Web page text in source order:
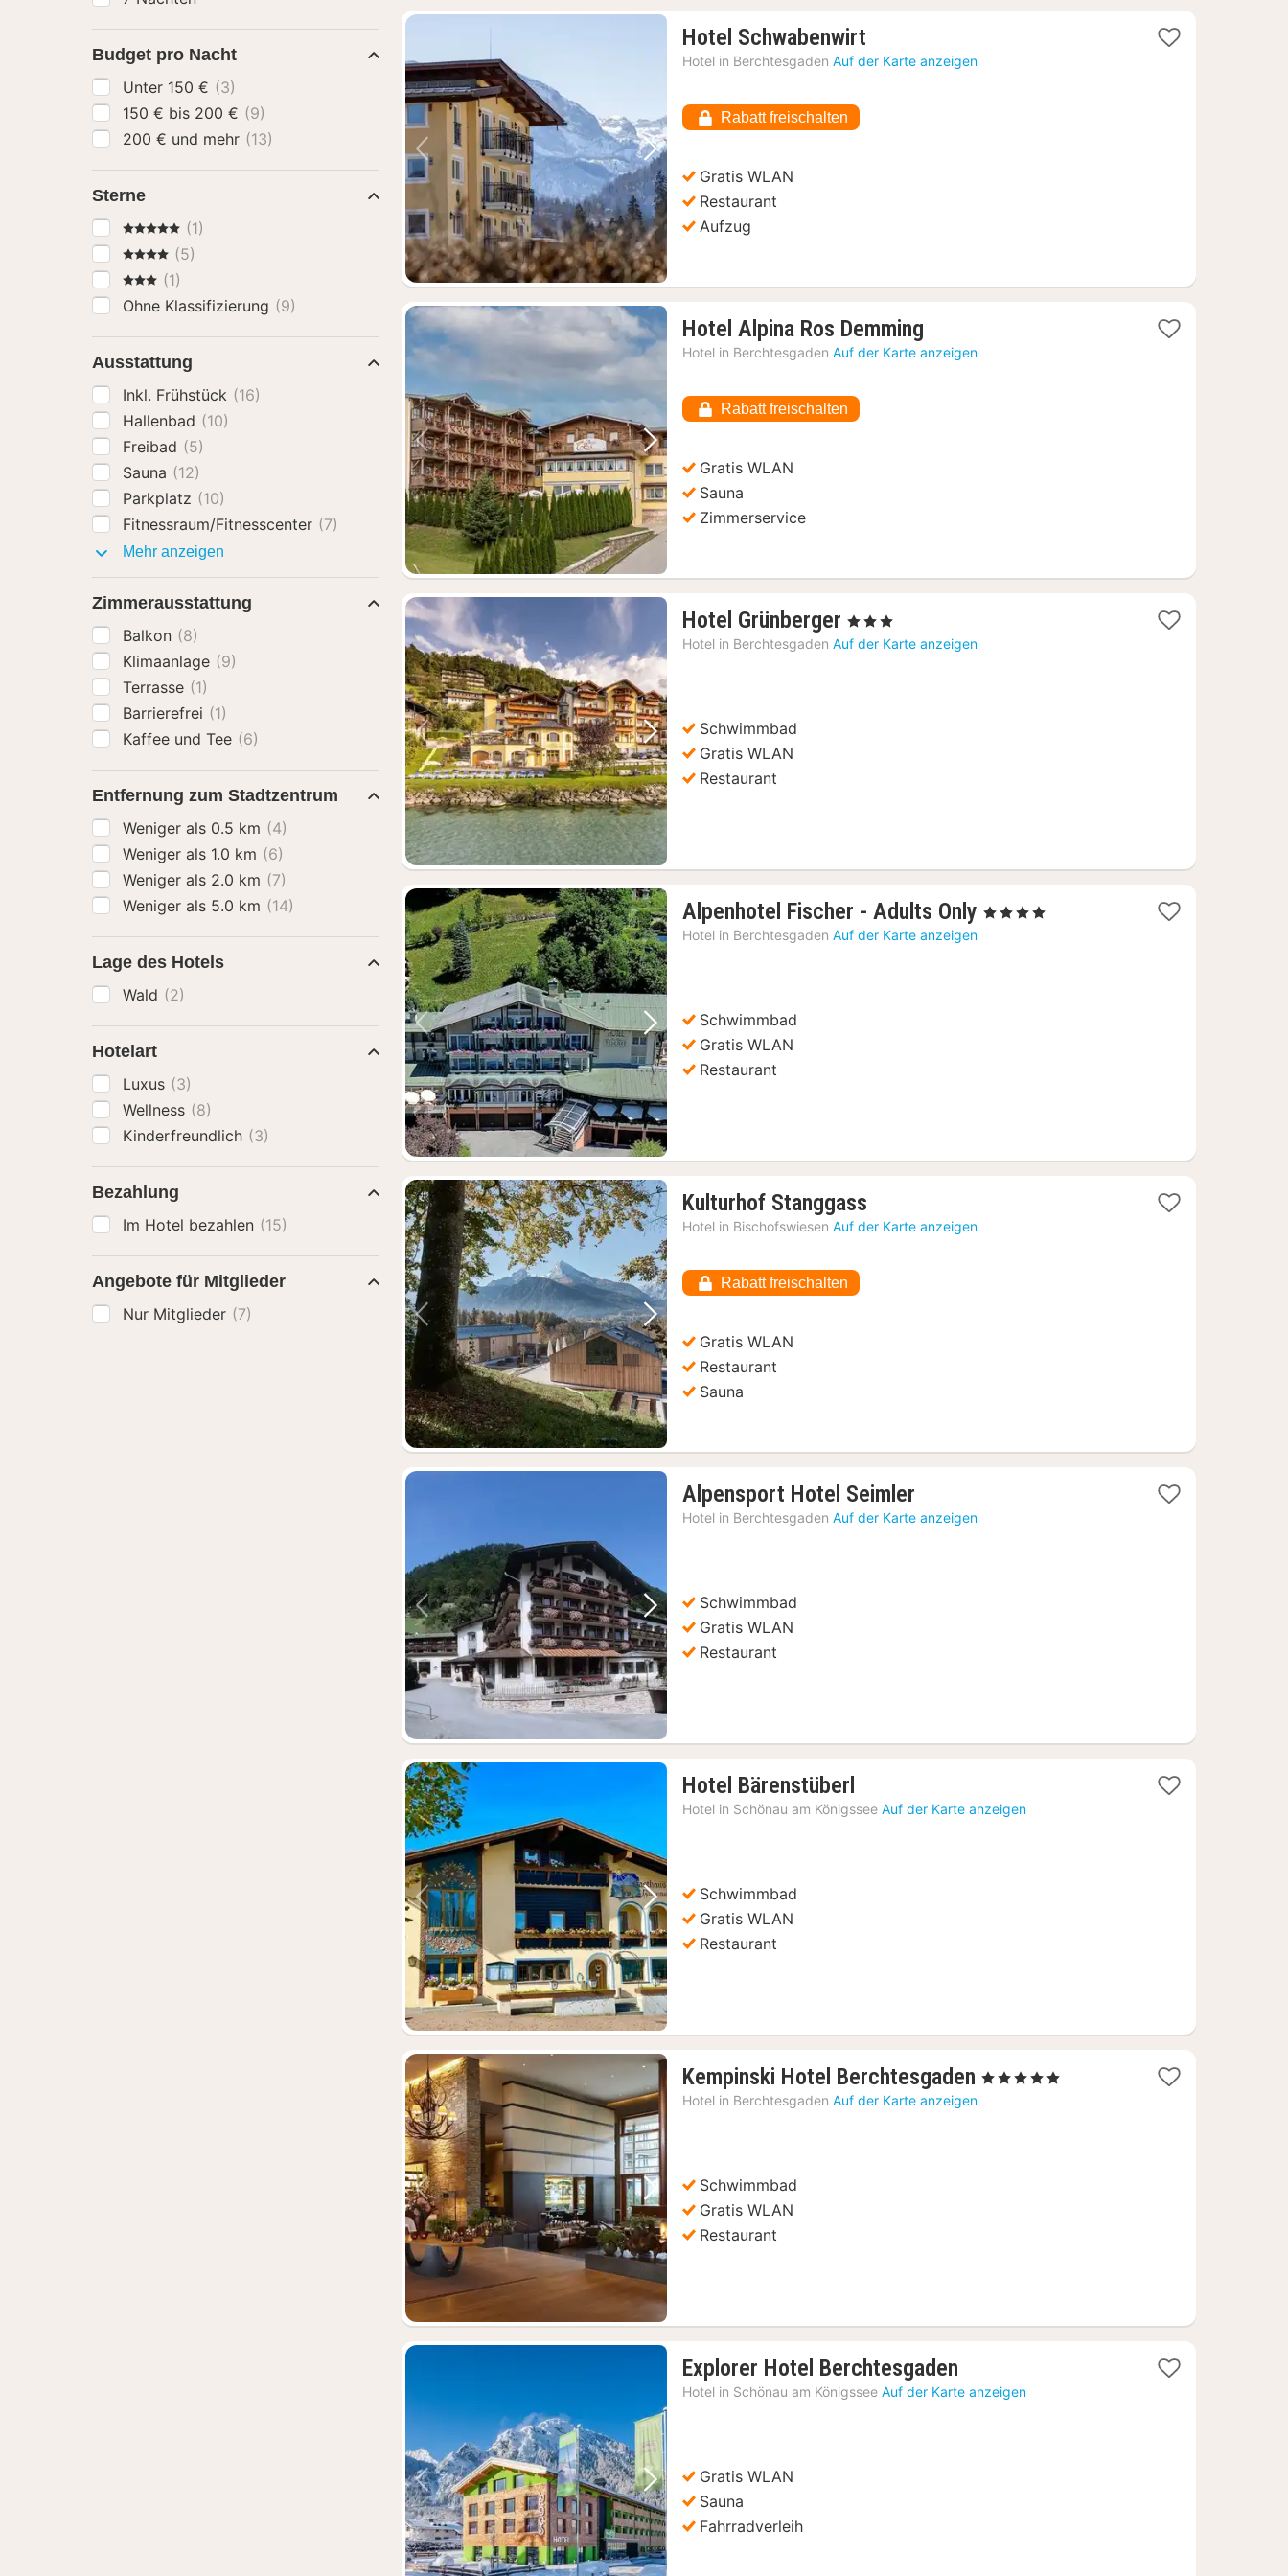
Vorheriges Bild Nächstes Bild
Hotel Schwabenwirt
Nacht
Hotel in Berchtesgaden Auf der Karte anzeigen
Rabatt freischalten
Gratis WLAN
Restaurant
Aufzug
Vorheriges Bild Nächstes Bild
Hotel Alpina Ros Demming
Nacht
Hotel in Berchtesgaden Auf der Karte anzeigen
Rabatt freischalten
Gratis WLAN
Sauna
Zimmerservice
Vorheriges Bild Nächstes Bild
Hotel Grünberger 1
Nacht
, 3 Sterne
Hotel in Berchtesgaden Auf der Karte anzeigen
Schwimmbad
Gratis WLAN
Restaurant
Vorheriges Bild Nächstes Bild
Alpenhotel Fischer - Adults Only 1
, 4 Sterne
Hotel in Berchtesgaden Auf der Karte anzeigen
Schwimmbad
Gratis WLAN
Restaurant
Vorheriges Bild Nächstes Bild
Kulturhof Stanggass
Nacht
Hotel in Bischofswiesen Auf der Karte anzeigen
Rabatt freischalten
Gratis WLAN
Restaurant
Sauna
Vorheriges Bild Nächstes Bild
Alpensport Hotel Seimler
Nacht
Hotel in Berchtesgaden Auf der Karte anzeigen
Schwimmbad
Gratis WLAN
Restaurant
Vorheriges Bild Nächstes Bild
Hotel Bärenstüberl
Nacht
Hotel in Schönau am Königssee Auf der Karte anzeigen
Schwimmbad
Gratis WLAN
Restaurant
Vorheriges Bild Nächstes Bild
Kempinski Hotel Berchtesgaden 1
, 5 Sterne
Hotel in Berchtesgaden Auf der Karte anzeigen
Schwimmbad
Gratis WLAN
Restaurant
Vorheriges Bild Nächstes Bild
Explorer Hotel Berchtesgaden
Nacht
Hotel in Schönau am Königssee Auf der Karte anzeigen
Gratis WLAN
Sauna
Fahrradverleih
Budget pro Nacht
Unter 150 € (3)
150 € bis 200 € (9)
200 € und mehr (13)
Sterne
5 Sterne (1)
4 Sterne(5)
3 Sterne
(1)
Ohne Klassifizierung (9)
Ausstattung
Inkl. Frühstück (16)
Hallenbad (10)
Freibad (5)
Sauna (12)
Parkplatz (10)
Fitnessraum/Fitnesscenter (7)
Mehr anzeigen
Zimmerausstattung
Balkon (8)
Klimaanlage (9)
Terrasse (1)
Barrierefrei (1)
Kaffee und Tee (6)
Entfernung zum Stadtzentrum
Weniger als 0.5 km (4)
Weniger als 1.0 km (6)
Weniger als 2.0 km (7)
Weniger als 5.0 km (14)
Lage des Hotels
Wald (2)
Hotelart
Luxus (3)
Wellness (8)
Kinderfreundlich (3)
Bezahlung
Im Hotel bezahlen (15)
Angebote für Mitglieder
Nur Mitglieder (7)